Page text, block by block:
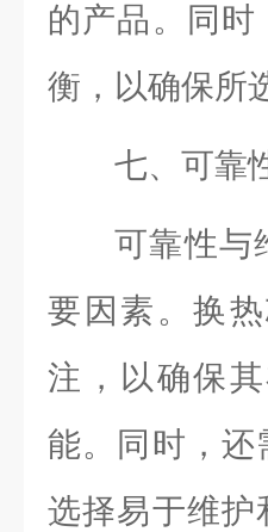
的产品。同
衡，以确保所
七、可靠
可靠性与
要因素。换
注，以确保
能。同时，还
选择易于维护